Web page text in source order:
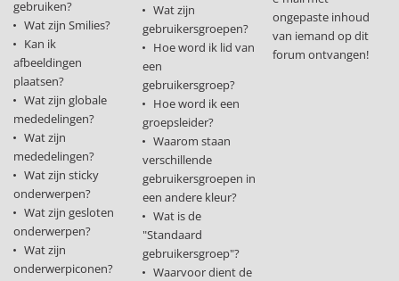
gebruiken?
Wat zijn Smilies?
Kan ik
afbeeldingen
plaatsen?
Wat zijn globale
mededelingen?
Wat zijn
mededelingen?
Wat zijn sticky
onderwerpen?
Wat zijn gesloten
onderwerpen?
Wat zijn
onderwerpiconen?
Wat zijn
gebruikersgroepen?
Hoe word ik lid van
een
gebruikersgroep?
Hoe word ik een
groepsleider?
Waarom staan
verschillende
gebruikersgroepen in
een andere kleur?
Wat is de
"Standaard
gebruikersgroep"?
Waarvoor dient de
ongepaste inhoud
van iemand op dit
forum ontvangen!